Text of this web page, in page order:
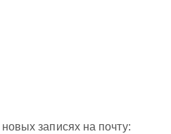
записях на почту: